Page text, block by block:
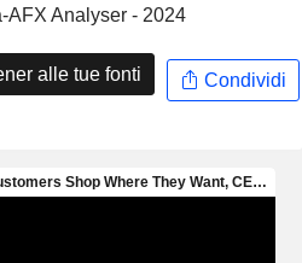
AFX Analyser - 2024
alle tue fonti Condividi